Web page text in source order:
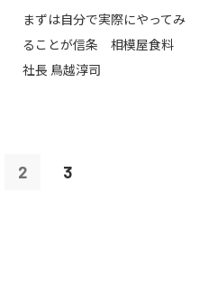
まずは自分で実際にやってみ
ることが信条 相模屋食料
社長 鳥越淳司
2 3